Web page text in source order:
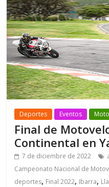
Deportes Eventos
Final de
Continental en
7 de diciembre de 2022
Campeonato Nacional de
deportes, Final 2022, Ibarra,